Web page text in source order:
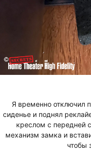
Я временно отключил
сиденье и поднял
креслом с передней
механизм замка и
чтобы